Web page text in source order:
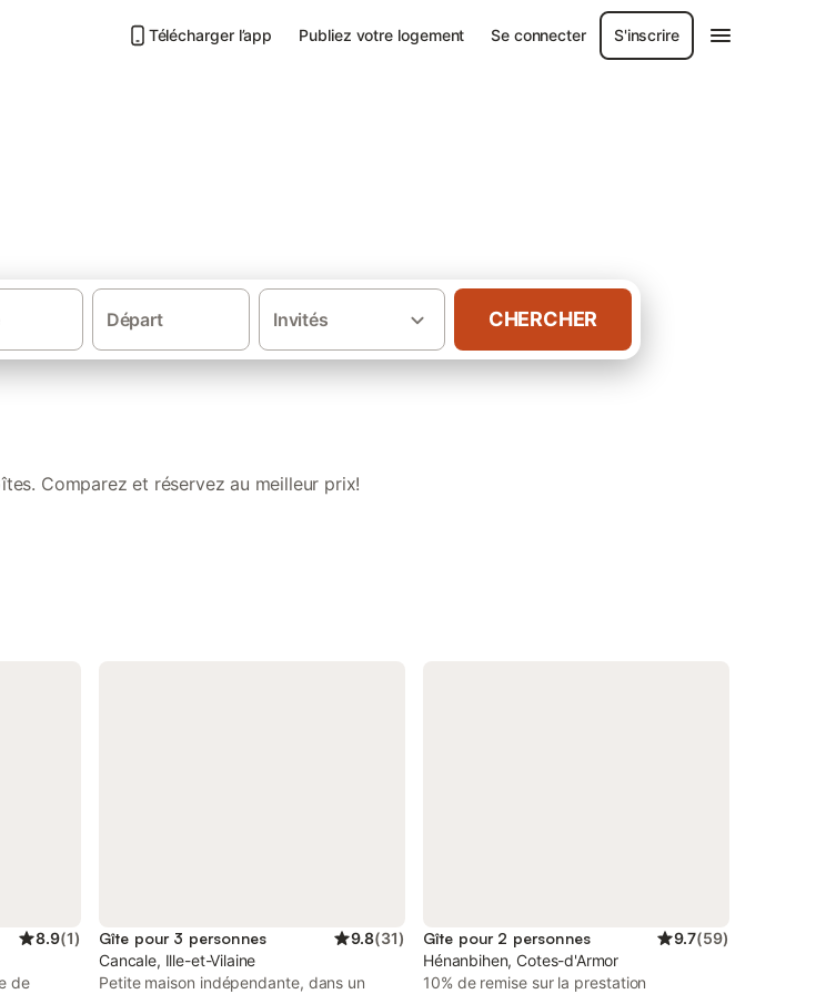
Télécharger l’app Publiez votre logement Se connecter S'inscrire
Départ Invités CHERCHER
Comparez et réservez au meilleur prix!
8.9(1)
de
Gîte pour 3 personnes 9.8(31)
Cancale, Ille-et-Vilaine
Petite maison indépendante, dans un
Gîte pour 2 personnes 9.7(59)
Hénanbihen, Cotes-d'Armor
10% de remise sur la prestation